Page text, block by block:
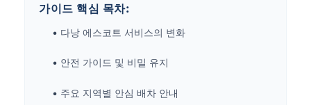
가이드 핵심 목차:
• 다낭 에스코트 서비스의 변화
• 안전 가이드 및 비밀 유지
• 주요 지역별 안심 배차 안내